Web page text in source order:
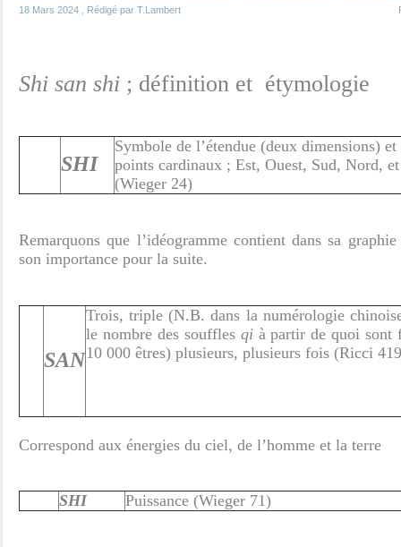
18 Mars 2024 , Rédigé par T.Lambert
Shi san shi ; définition et étymologie
SHI
Symbole de l’étendue (deux dimensions)
points cardinaux ; Est, Ouest, Sud, Nord,
(Wieger 24)
Remarquons que l’idéogramme contient dans sa
son importance pour la suite.
SAN
Trois, triple (N.B. dans la numérologie
le nombre des souffles qià partir de quoi sont
10 000 êtres) plusieurs, plusieurs fois (Ricci
Correspond aux énergies du ciel, de l’homme et la terre
SHI Puissance (Wieger 71)